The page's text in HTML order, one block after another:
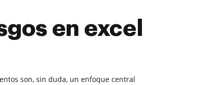
en excel
son, sin duda, un enfoque central